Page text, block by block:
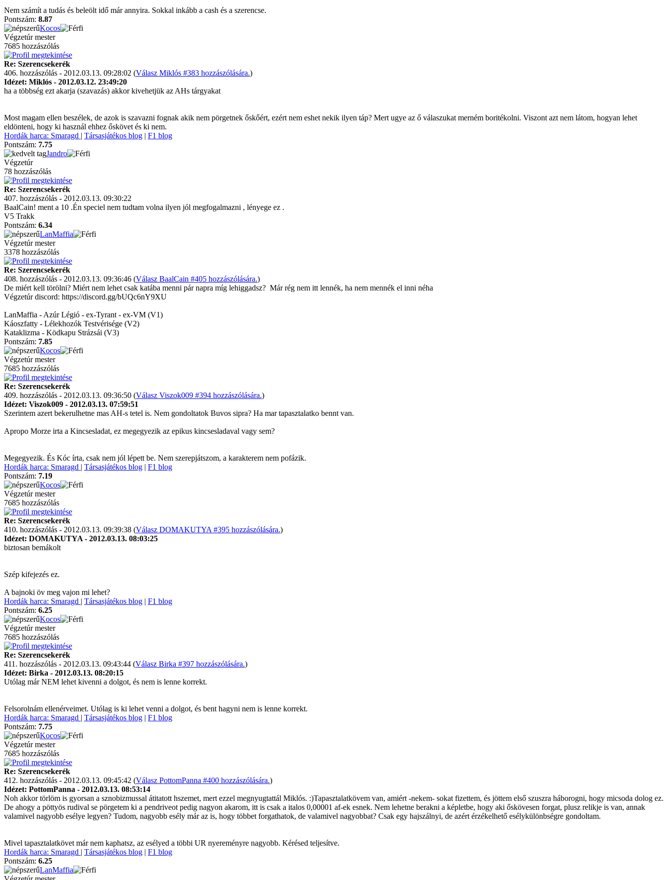
Nem számít a tudás és beleölt idő már annyira. Sokkal inkább a cash és a szerencse.
Pontszám: 8.87
Kocos
Végzetúr mester
7685 hozzászólás
Re: Szerencsekerék
406. hozzászólás - 2012.03.13. 09:28:02 (Válasz Miklós #383 hozzászólására.)
Idézet: Miklós - 2012.03.12. 23:49:20
ha a többség ezt akarja (szavazás) akkor kivehetjük az AHs tárgyakat
Most magam ellen beszélek, de azok is szavazni fognak akik nem pörgetnek őskőért, ezért nem eshet nekik ilyen táp? Mert ugye az ő válaszukat merném boritékolni. Viszont azt nem látom, hogyan lehet
eldönteni, hogy ki használ ehhez őskövet és ki nem.
Hordák harca: Smaragd | Társasjátékos blog | F1 blog
Pontszám: 7.75
Jandro
Végzetúr
78 hozzászólás
Re: Szerencsekerék
407. hozzászólás - 2012.03.13. 09:30:22
BaalCain! ment a 10 .Én speciel nem tudtam volna ilyen jól megfogalmazni , lényege ez .
V5 Trakk
Pontszám: 6.34
LanMaffia
Végzetúr mester
3378 hozzászólás
Re: Szerencsekerék
408. hozzászólás - 2012.03.13. 09:36:46 (Válasz BaalCain #405 hozzászólására.)
De miért kell törölni? Miért nem lehet csak katába menni pár napra míg lehiggadsz? Már rég nem itt lennék, ha nem mennék el inni néha
Végzetúr discord: https://discord.gg/bUQc6nY9XU
LanMaffia - Azúr Légió - ex-Tyrant - ex-VM (V1)
Káoszfatty - Lélekhozók Testvérisége (V2)
Kataklizma - Ködkapu Strázsái (V3)
Pontszám: 7.85
Kocos
Végzetúr mester
7685 hozzászólás
Re: Szerencsekerék
409. hozzászólás - 2012.03.13. 09:36:50 (Válasz Viszok009 #394 hozzászólására.)
Idézet: Viszok009 - 2012.03.13. 07:59:51
Szerintem azert bekerulhetne mas AH-s tetel is. Nem gondoltatok Buvos sipra? Ha mar tapasztalatko bennt van.
Apropo Morze irta a Kincsesladat, ez megegyezik az epikus kincsesladaval vagy sem?
Megegyezik. És Kóc írta, csak nem jól lépett be. Nem szerepjátszom, a karakterem nem pofázik.
Hordák harca: Smaragd | Társasjátékos blog | F1 blog
Pontszám: 7.19
Kocos
Végzetúr mester
7685 hozzászólás
Re: Szerencsekerék
410. hozzászólás - 2012.03.13. 09:39:38 (Válasz DOMAKUTYA #395 hozzászólására.)
Idézet: DOMAKUTYA - 2012.03.13. 08:03:25
biztosan bemákolt
Szép kifejezés ez.
A bajnoki öv meg vajon mi lehet?
Hordák harca: Smaragd | Társasjátékos blog | F1 blog
Pontszám: 6.25
Kocos
Végzetúr mester
7685 hozzászólás
Re: Szerencsekerék
411. hozzászólás - 2012.03.13. 09:43:44 (Válasz Birka #397 hozzászólására.)
Idézet: Birka - 2012.03.13. 08:20:15
Utólag már NEM lehet kivenni a dolgot, és nem is lenne korrekt.
Felsorolnám ellenérveimet. Utólag is ki lehet venni a dolgot, és bent hagyni nem is lenne korrekt.
Hordák harca: Smaragd | Társasjátékos blog | F1 blog
Pontszám: 7.75
Kocos
Végzetúr mester
7685 hozzászólás
Re: Szerencsekerék
412. hozzászólás - 2012.03.13. 09:45:42 (Válasz PottomPanna #400 hozzászólására.)
Idézet: PottomPanna - 2012.03.13. 08:53:14
Noh akkor törlöm is gyorsan a sznobizmussal átitatott hszemet, mert ezzel megnyugtattál Miklós. :)Tapasztalatkövem van, amiért -nekem- sokat fizettem, és jöttem első szuszra háborogni, hogy micsoda dolog ez.
De ahogy a pöttyös rudival se pörgetem ki a pendriveot pedig nagyon akarom, itt is csak a italos 0,00001 af-ek esnek. Nem lehetne berakni a képletbe, hogy aki őskövesen forgat, plusz relikje is van, annak
valamivel nagyobb esélye legyen? Tudom, nagyobb esély már az is, hogy többet forgathatok, de valamivel nagyobbat? Csak egy hajszálnyi, de azért érzékelhető esélykülönbségre gondoltam.
Mivel tapasztalatkövet már nem kaphatsz, az esélyed a többi UR nyereményre nagyobb. Kérésed teljesítve.
Hordák harca: Smaragd | Társasjátékos blog | F1 blog
Pontszám: 6.25
LanMaffia